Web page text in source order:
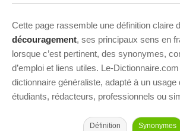
Cette page rassemble une définition claire
découragement, ses principaux sens en
lorsque c’est pertinent, des synonymes,
d’emploi et liens utiles. Le-
dictionnaire généraliste, adapté à un usage
étudiants, rédacteurs, professionnels ou
Définition Synonymes